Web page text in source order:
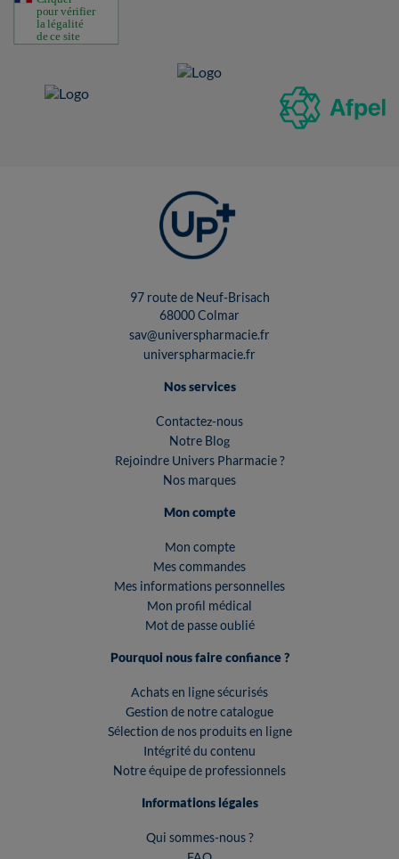
97 route de Neuf-Brisach
68000 Colmar
sav@universpharmacie.fr
universpharmacie.fr
Nos services
Contactez-nous
Notre Blog
Rejoindre Univers Pharmacie ?
Nos marques
Mon compte
Mon compte
Mes commandes
Mes informations personnelles
Mon profil médical
Mot de passe oublié
Pourquoi nous faire confiance ?
Achats en ligne sécurisés
Gestion de notre catalogue
Sélection de nos produits en ligne
Intégrité du contenu
Notre équipe de professionnels
Informations légales
Qui sommes-nous ?